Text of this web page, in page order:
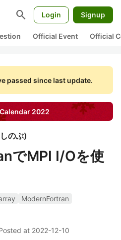
search Login Signup
Official Event Official
passed since last update.
2022
のぶ)
でMPI I/Oを使
ModernFortran
at 2022-12-10